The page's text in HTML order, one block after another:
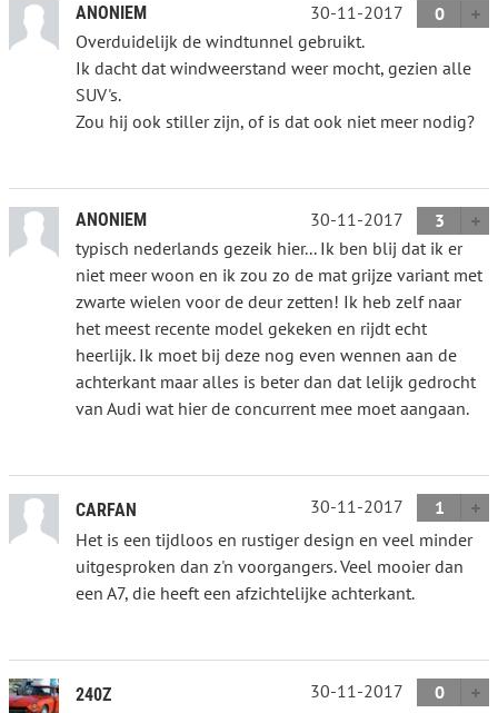
ANONIEM 30-11-2017
0
Overduidelijk de windtunnel gebruikt.
Ik dacht dat windweerstand weer mocht, gezien alle
SUV's.
Zou hij ook stiller zijn, of is dat ook niet meer nodig?
ANONIEM 30-11-2017
3
typisch nederlands gezeik hier... Ik ben blij dat ik er
niet meer woon en ik zou zo de mat grijze variant met
zwarte wielen voor de deur zetten! Ik heb zelf naar
het meest recente model gekeken en rijdt echt
heerlijk. Ik moet bij deze nog even wennen aan de
achterkant maar alles is beter dan dat lelijk gedrocht
van Audi wat hier de concurrent mee moet aangaan.
CARFAN 30-11-2017
1
Het is een tijdloos en rustiger design en veel minder
uitgesproken dan z'n voorgangers. Veel mooier dan
een A7, die heeft een afzichtelijke achterkant.
240Z 30-11-2017 0